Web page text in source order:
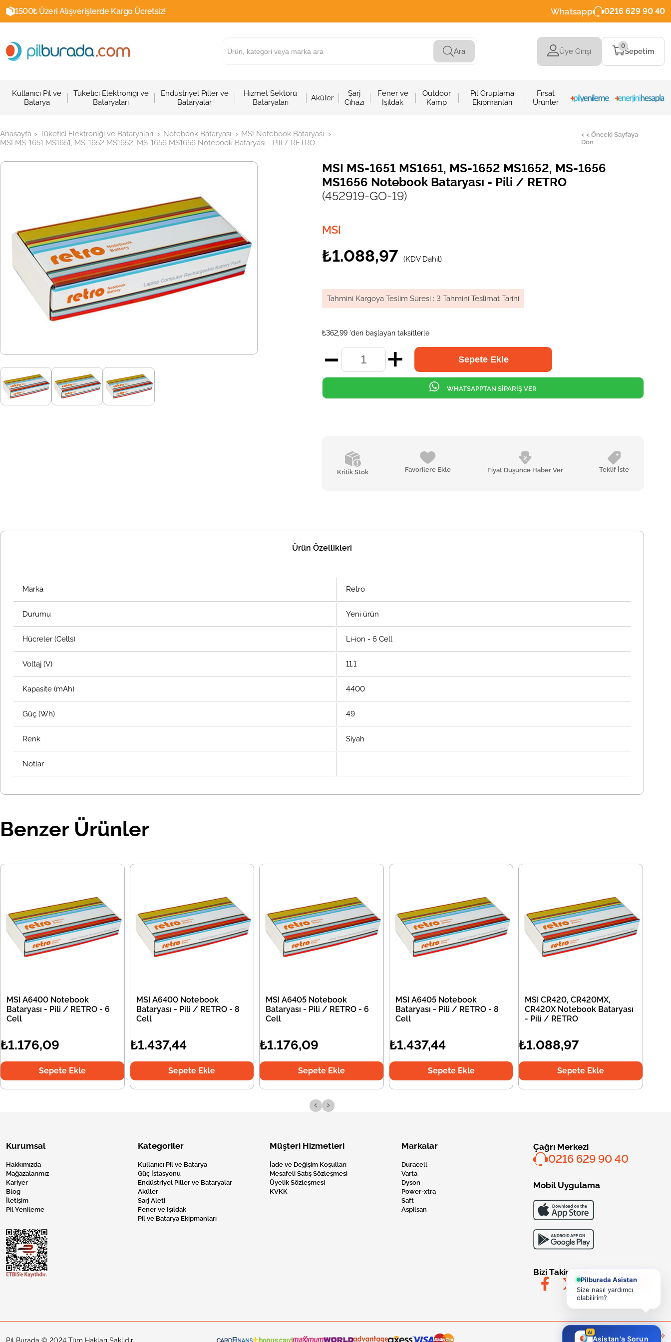
1500₺ Üzeri Alışverişlerde Kargo Ücretsiz! Whatsapp 0216 629 90 40
Ara Üye Girişi Sepetim
0
Kullanıcı Pil ve
Batarya
Tüketici Elektroniği ve
Bataryaları
Endüstriyel Piller ve
Bataryalar
Hizmet Sektörü
Bataryaları
Aküler
Şarj
Cihazı
Fener ve
Işıldak
Outdoor
Kamp
Pil Gruplama
Ekipmanları
Fırsat
Ürünler
Anasayfa > Tüketici Elektroniği ve Bataryaları > Notebook Bataryası > MSI Notebook Bataryası >
MSI MS-1651 MS1651, MS-1652 MS1652, MS-1656 MS1656 Notebook Bataryası - Pili / RETRO
< < Önceki Sayfaya
Dön
MSI MS-1651 MS1651, MS-1652 MS1652, MS-1656
MS1656 Notebook Bataryası - Pili / RETRO
(452919-GO-19)
MSI
₺1.088,97 (KDV Dahil)
Tahmini Kargoya Teslim Süresi : 3 Tahmini Teslimat Tarihi
₺362,99 'den başlayan taksitlerle
Kritik Stok Favorilere Ekle Fiyat Düşünce Haber Ver Teklif İste
WHATSAPPTAN SİPARİŞ VER
Ürün Özellikleri
Marka Retro
Durumu Yeni ürün
Hücreler (Cells) Li-ion - 6 Cell
Voltaj (V) 11.1
Kapasite (mAh) 4400
Güç (Wh) 49
Renk Siyah
Notlar
Benzer Ürünler
MSI A6400 Notebook
Bataryası - Pili / RETRO - 6
Cell
₺1.176,09
Sepete Ekle
MSI A6400 Notebook
Bataryası - Pili / RETRO - 8
Cell
₺1.437,44
Sepete Ekle
MSI A6405 Notebook
Bataryası - Pili / RETRO - 6
Cell
₺1.176,09
Sepete Ekle
MSI A6405 Notebook
Bataryası - Pili / RETRO - 8
Cell
₺1.437,44
Sepete Ekle
MSI CR420, CR420MX,
CR420X Notebook Bataryası
- Pili / RETRO
₺1.088,97
Sepete Ekle
‹ ›
Kurumsal
Hakkımızda
Mağazalarımız
Kariyer
Blog
İletişim
Pil Yenileme
Kategoriler
Kullanıcı Pil ve Batarya
Güç İstasyonu
Endüstriyel Piller ve Bataryalar
Aküler
Sarj Aleti
Fener ve Işıldak
Pil ve Batarya Ekipmanları
Müşteri Hizmetleri
İade ve Değişim Koşulları
Mesafeli Satış Sözleşmesi
Üyelik Sözleşmesi
KVKK
Markalar
Duracell
Varta
Dyson
Power-xtra
Saft
Aspilsan
Çağrı Merkezi
0216 629 90 40
Mobil Uygulama
Bizi Takip Edin
Pilburada Asistan
Size nasıl yardımcı
olabilirim?
AI
Asistan'a Sorun